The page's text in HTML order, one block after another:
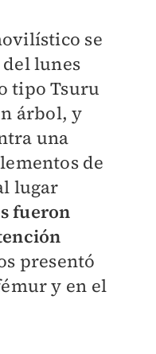
se
lunes
tipo Tsuru
árbol, y
una
de
lugar
fueron
presentó
y en el